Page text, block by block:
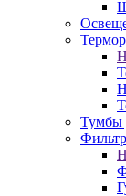
Тумбы